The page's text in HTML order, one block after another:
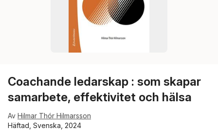
Coachande ledarskap : som skapar
samarbete, effektivitet och hälsa
Av Hilmar Thór Hilmarsson
Häftad, Svenska, 2024